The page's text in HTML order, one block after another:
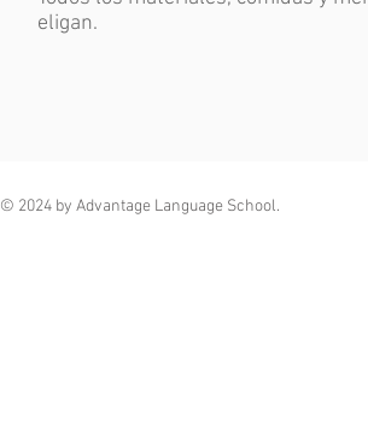
eligan.
© 2024 by Advantage Language School.